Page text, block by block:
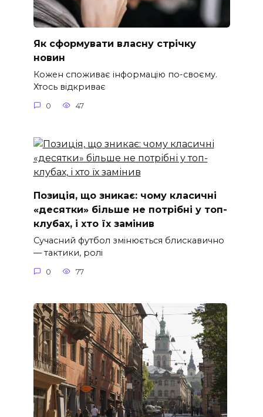
Як сформувати власну стрічку
новин
Кожен споживає інформацію по-своєму.
Хтось відкриває
0 47
Позиція, що зникає: чому класичні
«десятки» більше не потрібні у топ-
клубах, і хто їх замінив
Сучасний футбол змінюється блискавично
— тактики, ролі
0 77